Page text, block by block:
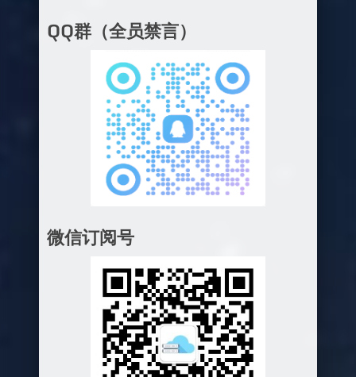
QQ群（全员禁言）
微信订阅号